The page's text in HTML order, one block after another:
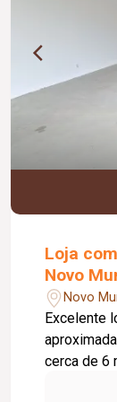
Loja
Novo
Novo
Excelente
cerca de 6